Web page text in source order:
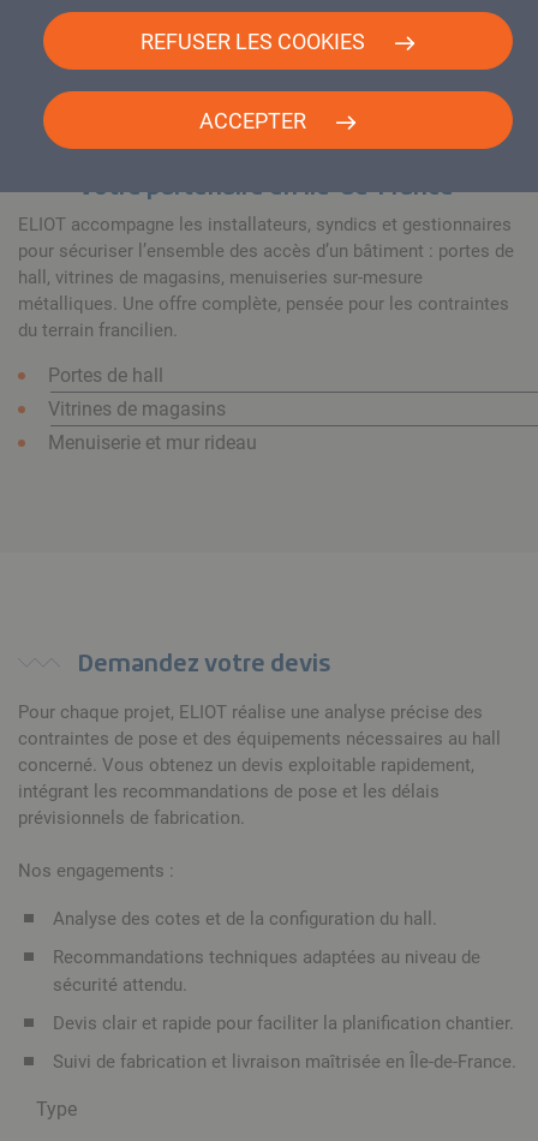
Votre partenaire en Île-de-France
ELIOT accompagne les installateurs, syndics et gestionnaires
pour sécuriser l’ensemble des accès d’un bâtiment : portes de
hall, vitrines de magasins, menuiseries sur-mesure
métalliques. Une offre complète, pensée pour les contraintes
du terrain francilien.
Portes de hall
Vitrines de magasins
Menuiserie et mur rideau
Demandez votre devis
Pour chaque projet, ELIOT réalise une analyse précise des
contraintes de pose et des équipements nécessaires au hall
concerné. Vous obtenez un devis exploitable rapidement,
intégrant les recommandations de pose et les délais
prévisionnels de fabrication.
Nos engagements :
Analyse des cotes et de la configuration du hall.
Recommandations techniques adaptées au niveau de
sécurité attendu.
Devis clair et rapide pour faciliter la planification chantier.
Suivi de fabrication et livraison maîtrisée en Île-de-France.
Type
données d’audience, ...
REFUSER LES COOKIES
ACCEPTER